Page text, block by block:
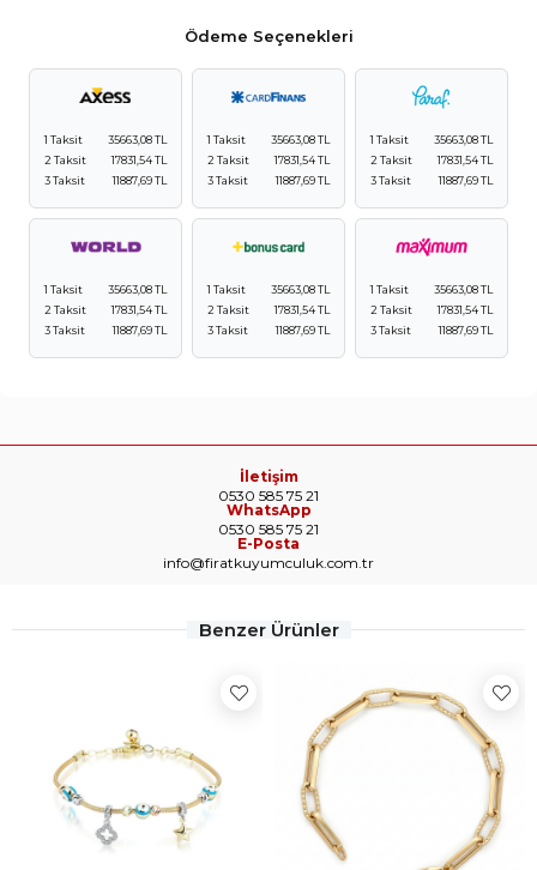
Ödeme Seçenekleri
1 Taksit
35663,08 TL
2 Taksit
17831,54 TL
3 Taksit
11887,69 TL
1 Taksit
35663,08 TL
2 Taksit
17831,54 TL
3 Taksit
11887,69 TL
1 Taksit
35663,08 TL
2 Taksit
17831,54 TL
3 Taksit
11887,69 TL
1 Taksit
35663,08 TL
2 Taksit
17831,54 TL
3 Taksit
11887,69 TL
1 Taksit
35663,08 TL
2 Taksit
17831,54 TL
3 Taksit
11887,69 TL
1 Taksit
35663,08 TL
2 Taksit
17831,54 TL
3 Taksit
11887,69 TL
İletişim
0530 585 75 21
WhatsApp
0530 585 75 21
E-Posta
info@firatkuyumculuk.com.tr
Benzer Ürünler